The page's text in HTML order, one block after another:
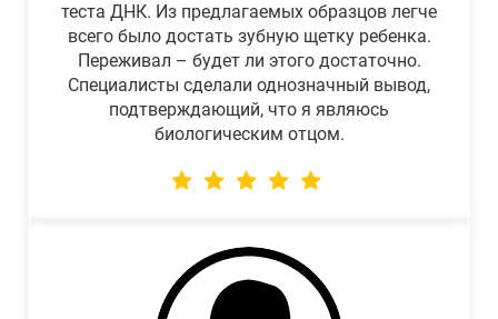
теста ДНК. Из предлагаемых образцов легче
всего было достать зубную щетку ребенка.
Переживал – будет ли этого достаточно.
Специалисты сделали однозначный вывод,
подтверждающий, что я являюсь
биологическим отцом.